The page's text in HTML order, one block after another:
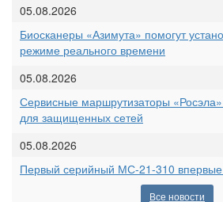
05.08.2026
Биосканеры «Азимута» помогут
режиме реального времени
05.08.2026
Сервисные маршрутизаторы
для защищенных сетей
05.08.2026
Первый серийный МС-21-310
Все новости